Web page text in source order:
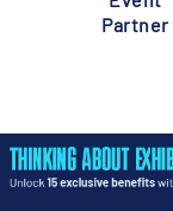
Partner